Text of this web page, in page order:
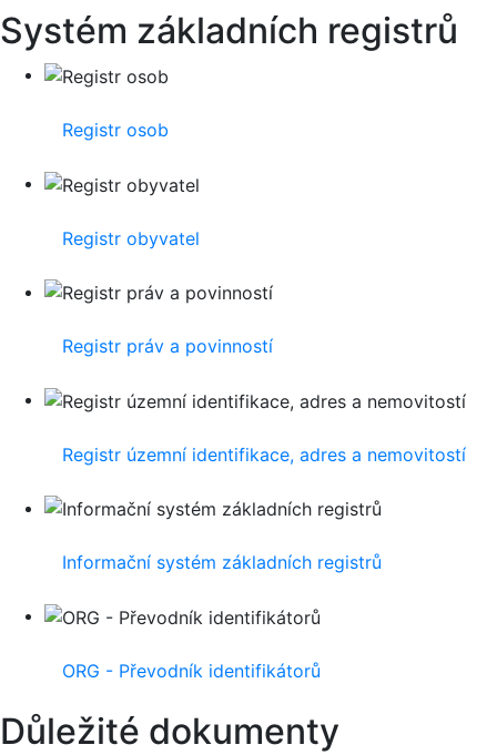
Systém základních registrů
Registr osob
Registr obyvatel
Registr práv a povinností
Registr územní identifikace, adres a nemovitostí
Informační systém základních registrů
ORG - Převodník identifikátorů
Důležité dokumenty